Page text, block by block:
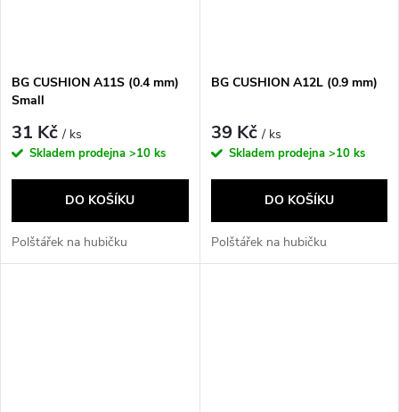
BG CUSHION A11S (0.4 mm)
Small
31 Kč/ ks
Skladem prodejna >10 ks
DO KOŠÍKU
Polštářek na hubičku
BG CUSHION A12L (0.9 mm)
39 Kč/ ks
Skladem prodejna >10 ks
DO KOŠÍKU
Polštářek na hubičku